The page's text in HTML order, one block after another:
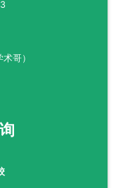
哥）